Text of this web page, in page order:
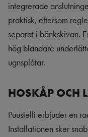
integrerade
praktisk, eftersom
separat i bänkskivan.
hög blandare
ugnsplåtar.
HOSKÅP OCH
Puustelli erbjuder en
Installationen sker